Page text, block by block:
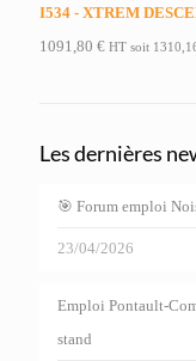
I534 - XTREM
1091,80 € HT soit
Les dernières
🎯 Forum emploi
23/04/2026
Emploi Pontault-
stand